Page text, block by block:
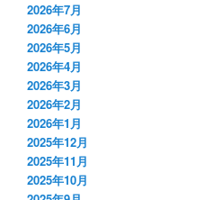
2026年7月
2026年6月
2026年5月
2026年4月
2026年3月
2026年2月
2026年1月
2025年12月
2025年11月
2025年10月